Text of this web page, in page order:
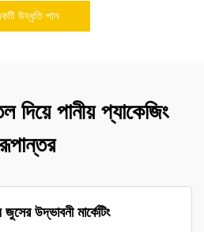
উদ্ধৃতি পান
দিয়ে পানীয় প্যাকেজিং
উদ্ভাবনী মার্কেটিং